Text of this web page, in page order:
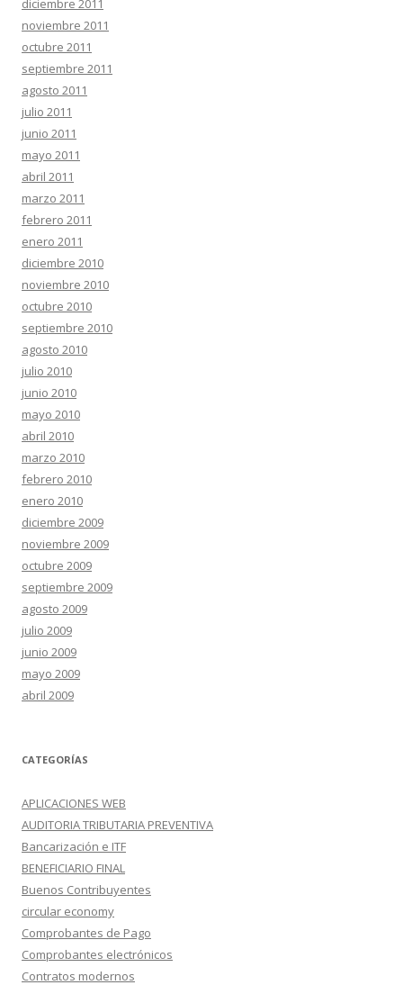
diciembre 2011
noviembre 2011
octubre 2011
septiembre 2011
agosto 2011
julio 2011
junio 2011
mayo 2011
abril 2011
marzo 2011
febrero 2011
enero 2011
diciembre 2010
noviembre 2010
octubre 2010
septiembre 2010
agosto 2010
julio 2010
junio 2010
mayo 2010
abril 2010
marzo 2010
febrero 2010
enero 2010
diciembre 2009
noviembre 2009
octubre 2009
septiembre 2009
agosto 2009
julio 2009
junio 2009
mayo 2009
abril 2009
CATEGORÍAS
APLICACIONES WEB
AUDITORIA TRIBUTARIA PREVENTIVA
Bancarización e ITF
BENEFICIARIO FINAL
Buenos Contribuyentes
circular economy
Comprobantes de Pago
Comprobantes electrónicos
Contratos modernos